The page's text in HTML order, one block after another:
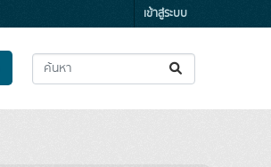
เข้าสู่ระบบ